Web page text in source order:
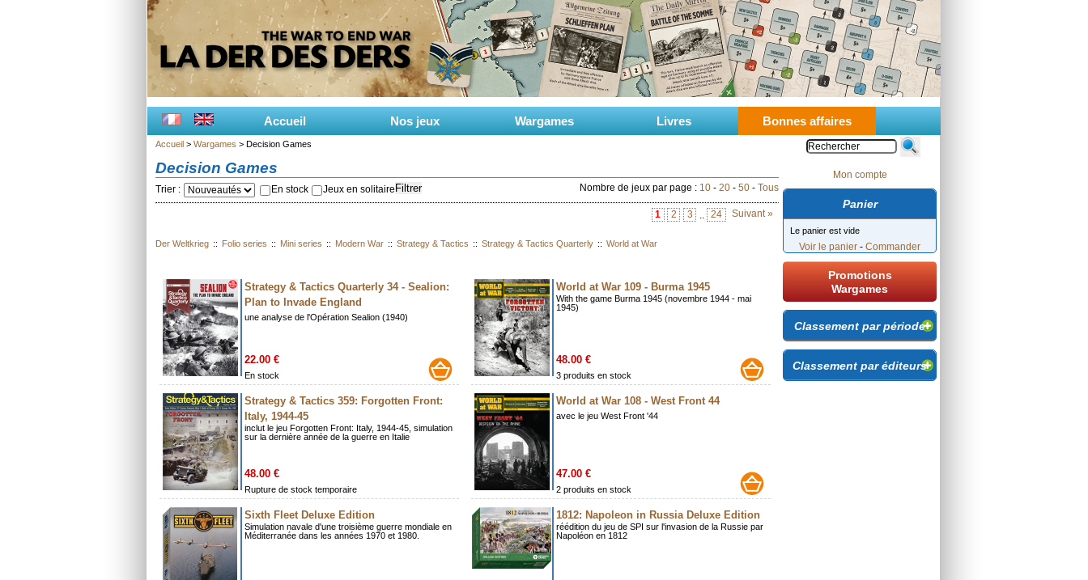
Accueil Nos jeux Wargames Livres Bonnes affaires
Mon compte
Panier
Le panier est vide
Voir le panier - Commander
Promotions
Wargames
Classement par période
Classement par éditeurs
Accueil > Wargames > Decision Games
Decision Games
Trier : En stock Jeux en solitaire Filtrer Nombre de jeux par page : 10 - 20 - 50 - Tous
1 2 3 .. 24 Suivant »
Der Weltkrieg :: Folio series :: Mini series :: Modern War :: Strategy & Tactics :: Strategy & Tactics Quarterly :: World at War
Strategy & Tactics Quarterly 34 - Sealion:
Plan to Invade England
une analyse de l'Opération Sealion (1940)
22.00 €
En stock
World at War 109 - Burma 1945
With the game Burma 1945 (novembre 1944 - mai
1945)
48.00 €
3 produits en stock
Strategy & Tactics 359: Forgotten Front:
Italy, 1944-45
inclut le jeu Forgotten Front: Italy, 1944-45, simulation
sur la dernière année de la guerre en Italie
48.00 €
Rupture de stock temporaire
World at War 108 - West Front 44
avec le jeu West Front '44
47.00 €
2 produits en stock
Sixth Fleet Deluxe Edition
Simulation navale d'une troisième guerre mondiale en
Méditerranée dans les années 1970 et 1980.
1812: Napoleon in Russia Deluxe Edition
réédition du jeu de SPI sur l'invasion de la Russie par
Napoléon en 1812